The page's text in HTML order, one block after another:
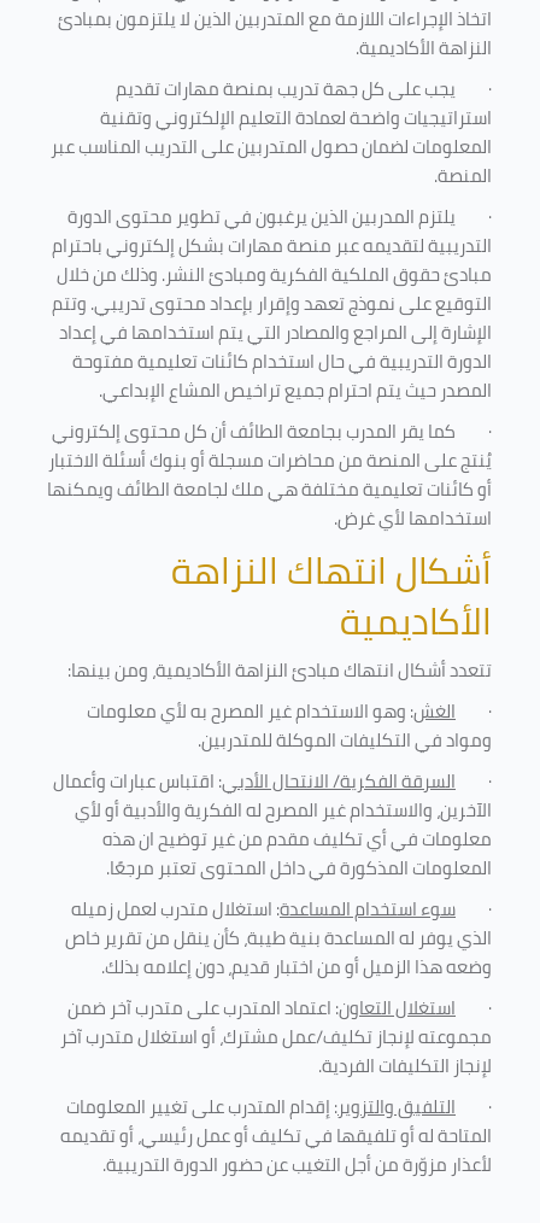
اتخاذ الإجراءات اللازمة مع المتدربين الذين لا يلتزمون بمبادئ
النزاهة الأكاديمية.
· يجب على كل جهة تدريب بمنصة مهارات تقديم
استراتيجيات واضحة لعمادة التعليم الإلكتروني وتقنية
المعلومات لضمان حصول المتدربين على التدريب المناسب عبر
المنصة.
· يلتزم المدربين الذين يرغبون في تطوير محتوى الدورة
التدريبية لتقديمه عبر منصة مهارات بشكل إلكتروني باحترام
مبادئ حقوق الملكية الفكرية ومبادئ النشر. وذلك من خلال
التوقيع على نموذج تعهد وإقرار بإعداد محتوى تدريبي. وتتم
الإشارة إلى المراجع والمصادر التي يتم استخدامها في إعداد
الدورة التدريبية في حال استخدام كائنات تعليمية مفتوحة
المصدر حيث يتم احترام جميع تراخيص المشاع الإبداعي.
· كما يقر المدرب بجامعة الطائف أن كل محتوى إلكتروني
يُنتج على المنصة من محاضرات مسجلة أو بنوك أسئلة الاختبار
أو كائنات تعليمية مختلفة هي ملك لجامعة الطائف ويمكنها
استخدامها لأي غرض.
أشكال انتهاك النزاهة
الأكاديمية
تتعدد أشكال انتهاك مبادئ النزاهة الأكاديمية، ومن بينها:
· الغش: وهو الاستخدام غير المصرح به لأي معلومات
ومواد في التكليفاتالموكلة للمتدربين.
· السرقة الفكرية/ الانتحال الأدبي: اقتباس عبارات وأعمال
الآخرين، والاستخدام غير المصرح له الفكرية والأدبية أو لأي
معلومات في أي تكليف مقدم من غير توضيح ان هذه
المعلومات المذكورة في داخل المحتوى تعتبر مرجعًا.
· سوء استخدام المساعدة: استغلال متدرب لعمل زميله
الذي يوفر له المساعدة بنية طيبة، كأن ينقل من تقرير خاص
وضعه هذا الزميل أو من اختبار قديم، دون إعلامه بذلك.
· استغلال التعاون: اعتماد المتدرب على متدرب آخر ضمن
مجموعته لإنجاز تكليف/عمل مشترك، أو استغلال متدرب آخر
لإنجاز التكليفات الفردية.
· التلفيق والتزوير: إقدام المتدرب على تغيير المعلومات
المتاحة له أو تلفيقها في تكليف أو عمل رئيسي، أو تقديمه
لأعذار مزوّرة من أجل التغيب عن حضور الدورة التدريبية.